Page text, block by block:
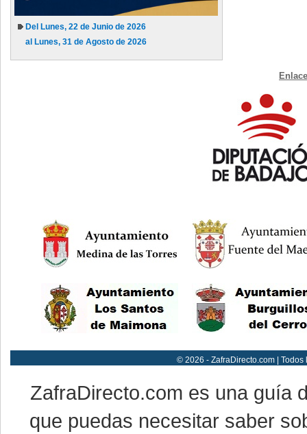
Del Lunes, 22 de Junio de 2026
al Lunes, 31 de Agosto de 2026
© 2026 - ZafraDirecto.com |
ZafraDirecto.com es una guía
que puedas necesitar saber